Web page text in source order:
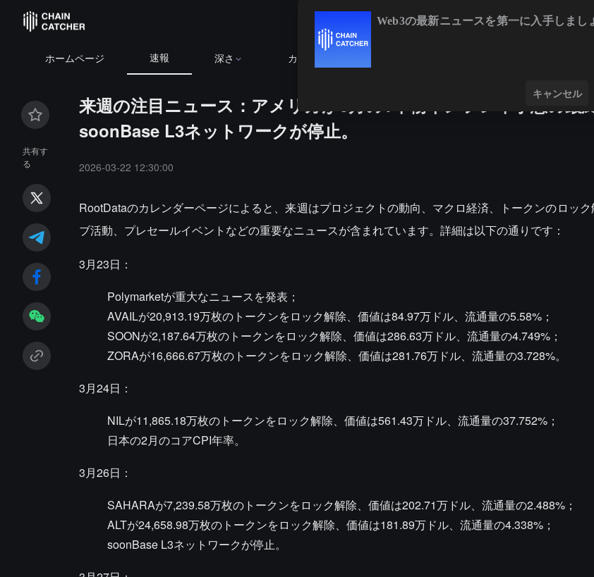
ホームページ 速報 深さ カレンダー
共有す
る
来週の注目ニュース：アメリカが3月の1年物インフレ率予想の最
soonBase L3ネットワークが停止。
2026-03-22 12:30:00
RootDataのカレンダーページによると、来週はプロジェクトの動向、マクロ経済、トークンのロッ
ブ活動、プレセールイベントなどの重要なニュースが含まれています。詳細は以下の通りです：
3月23日：
Polymarketが重大なニュースを発表；
AVAILが20,913.19万枚のトークンをロック解除、価値は84.97万ドル、流通量の5.58%；
SOONが2,187.64万枚のトークンをロック解除、価値は286.63万ドル、流通量の4.749%；
ZORAが16,666.67万枚のトークンをロック解除、価値は281.76万ドル、流通量の3.728%。
3月24日：
NILが11,865.18万枚のトークンをロック解除、価値は561.43万ドル、流通量の37.752%；
日本の2月のコアCPI年率。
3月26日：
SAHARAが7,239.58万枚のトークンをロック解除、価値は202.71万ドル、流通量の2.488%；
ALTが24,658.98万枚のトークンをロック解除、価値は181.89万ドル、流通量の4.338%；
soonBase L3ネットワークが停止。
Web3の最新ニュースを第一に入手しまし
キャンセル